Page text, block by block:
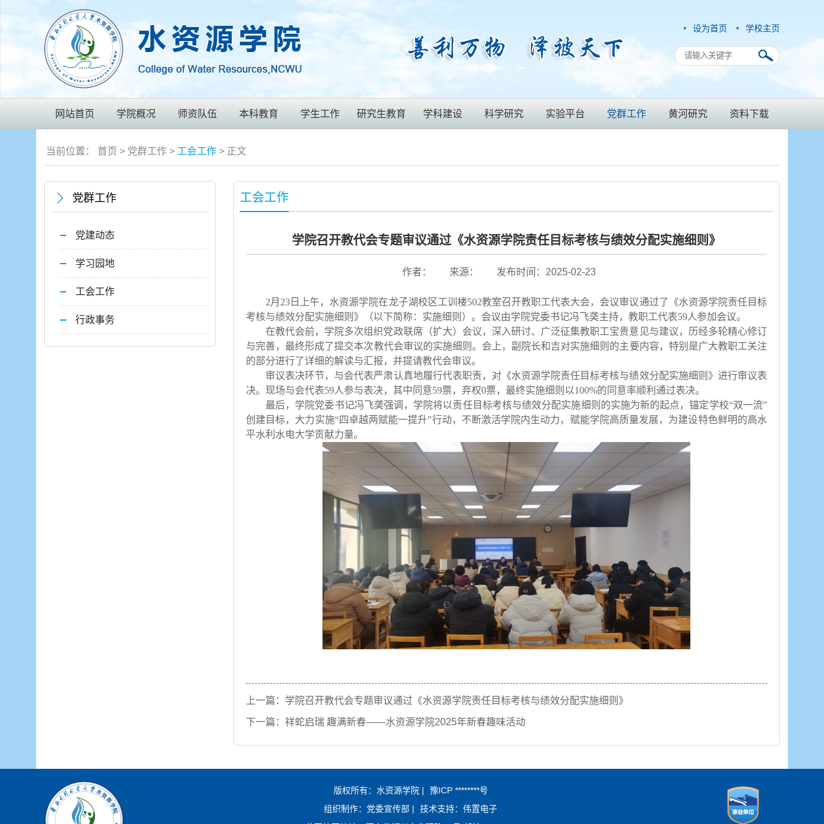
设为首页 学校主页
网站首页 学院概况 师资队伍 本科教育 学生工作 研究生教育 学科建设 科学研究 实验平台 党群工作 黄河研究 资料下载
当前位置： 首页 > 党群工作 > 工会工作 > 正文
党群工作
党建动态
学习园地
工会工作
行政事务
工会工作
学院召开教代会专题审议通过《水资源学院责任目标考核与绩效分配实施细则》
作者： 来源： 发布时间：2025-02-23
2月23日上午，水资源学院在龙子湖校区工训楼502教室召开教职工代表大会，会议审议通过了《水资源学院责任目标
考核与绩效分配实施细则》
（以下简称 ：实施细则） 。会议由学院党委书记冯飞䶮主持，教职工代表59人参加会议。
在教代会前， 学院多次组织党政联席（扩大）会议，深入研讨、广泛征集教职工宝贵意见与建议，历经多轮精心修订
与完善，最终形成了提交本次教代会审议的实施细则。 会上，副院长和吉对实施细则的主要内容，特别是广大教职工关注
的部分进行了详细的解读与汇报，并提请教代会审议。
审议表决环节，与会代表严肃认真地履行代表职责，对《水资源学院责任目标考核与绩效分配实施细则》进行审议表
决。现场与会代表59人参与表决，其中同意59票，弃权0票，最终实施细则以100%的同意率顺利通过表决。
最后，学院党委书记冯飞䶮强调，学院将以责任目标考核与绩效分配实施细则的实施为新的起点，锚定学校“双一流”
创建目标，大力实施“四卓越两赋能一提升”行动，不断激活学院内生动力，赋能学院高质量发展，为建设特色鲜明的高水
平水利水电大学贡献力量。
上一篇： 学院召开教代会专题审议通过《水资源学院责任目标考核与绩效分配实施细则》
下一篇： 祥蛇启瑞 趣满新春——水资源学院2025年新春趣味活动
版权所有：水资源学院 |
豫ICP ********号
组织制作：党委宣传部 |
技术支持：伟置电子